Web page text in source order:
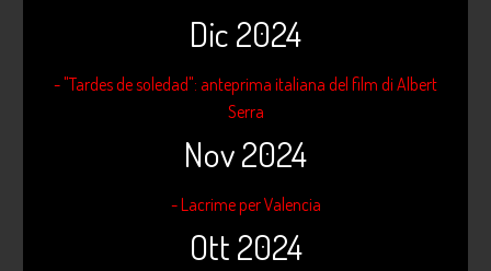
Dic 2024
- "Tardes de soledad": anteprima italiana del film di Albert
Serra
Nov 2024
- Lacrime per Valencia
Ott 2024